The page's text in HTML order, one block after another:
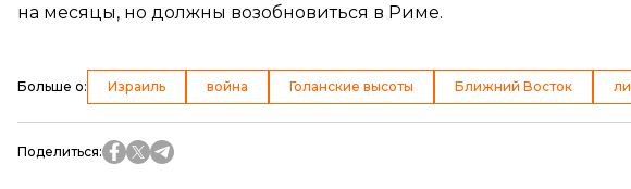
на месяцы, но должны возобновиться в Риме.
Больше о: Израиль война Голанские высоты Ближний Восток
Поделиться: